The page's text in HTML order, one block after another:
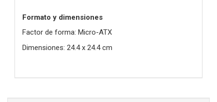
Formato y dimensiones
Factor de forma: Micro-ATX
Dimensiones: 24.4 x 24.4 cm